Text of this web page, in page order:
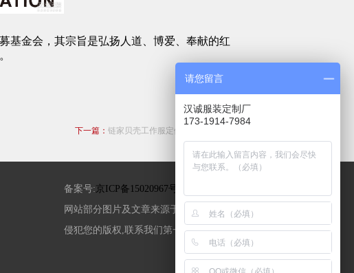
基金会，其宗旨是弘扬人道、博爱、奉献的红
下一篇： 链家贝壳工作服定做案例_图片款式
备案号: 京ICP备15020967号-3
网站部分图片及文章来源于互联网,如果
侵犯您的版权,联系我们第一时间删除
请您留言
汉诚服装定制厂
173-1914-7984